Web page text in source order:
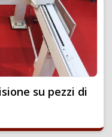
su pezzi di